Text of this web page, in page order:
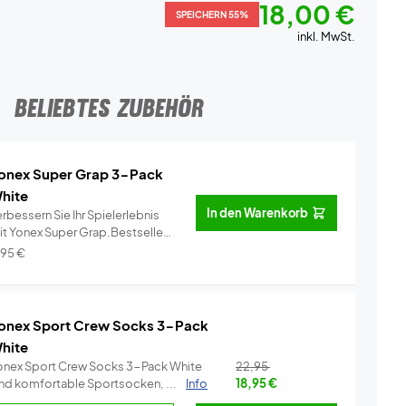
SPEICHERN 55% 18,00 €
inkl. MwSt.
BELIEBTES ZUBEHÖR
Super Grap 3-Pack
Sie Ihr Spielerlebnis
Yonex Super Grap.Bestseller
Info
€
In den Warenkorb
Sport Crew Socks 3-Pack
Sport Crew Socks 3-Pack White
komfortable Sportsocken, ...
Info
22,95
18,95€